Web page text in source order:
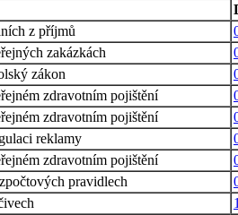
z příjmů
zakázkách
zákon
zdravotním pojištění
zdravotním pojištění
reklamy
zdravotním pojištění
pravidlech